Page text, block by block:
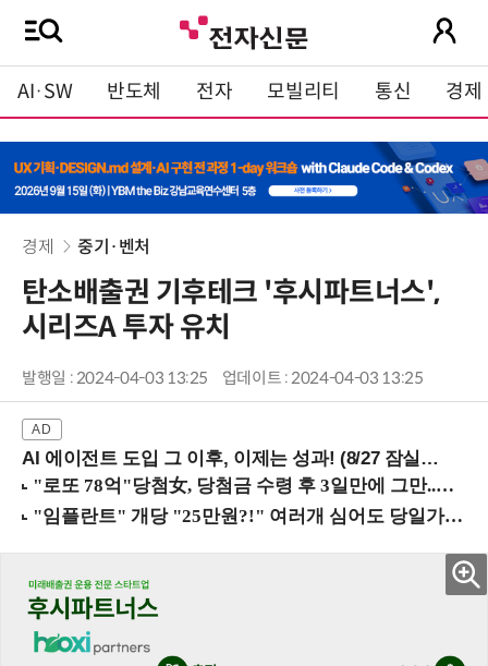
AI·SW 반도체 전자 모빌리티 통신 경제
경제 중기·벤처
탄소배출권 기후테크 '후시파트너스',
시리즈A 투자 유치
발행일 : 2024-04-03 13:25 업데이트 : 2024-04-03 13:25
AI 에이전트 도입 그 이후, 이제는 성과! (8/27 잠실역)